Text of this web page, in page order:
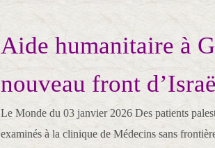
Aide humanitaire à
nouveau front
Le Monde du 03 janvier 2026 Des patients
examinés à la clinique de Médecins sans